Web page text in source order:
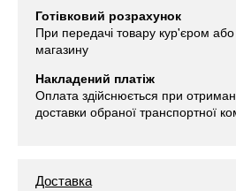
Готівковий розрахунок
При передачі товару кур'єром
магазину
Накладений платіж
Оплата здійснюється при
доставки обраної транспортної
Доставка